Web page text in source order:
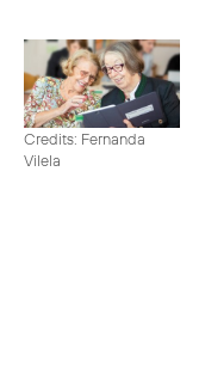
Credits: Fernanda
Vilela